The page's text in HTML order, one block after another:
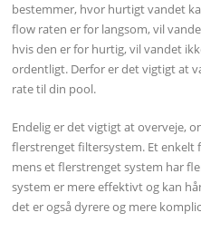
bestemmer, hvor hurtigt vandet
flow raten er for langsom, vil
hvis den er for hurtig, vil vandet
ordentligt. Derfor er det vigtigt at
rate til din pool.
Endelig er det vigtigt at overveje,
flerstrenget filtersystem. Et
mens et flerstrenget system har
system er mere effektivt og kan
det er også dyrere og mere